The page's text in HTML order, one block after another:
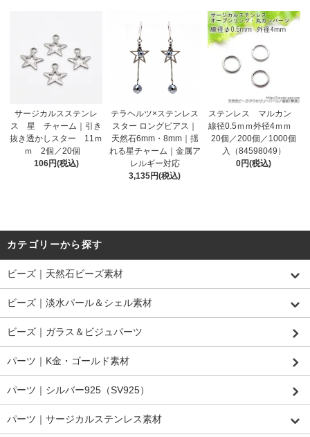
サージカルスステンレ
ス 星 チャーム｜引き
抜き透かしスター 11ｍ
ｍ 2個／20個
106円(税込)
テラヘルツ×ステンレス
スター ロングピアス｜
天然石6mm・8mm｜揺
れる星チャーム｜金属ア
レルギー対応
3,135円(税込)
ステンレス マルカン
線径0.5ｍｍ外径4ｍｍ
20個／200個／1000個
入（84598049）
0円(税込)
カテゴリーから探す
ビーズ｜天然石ビーズ素材
ビーズ｜淡水パール＆シェル素材
ビーズ｜ガラス＆ビジュパーツ
パーツ｜K金・ゴールド素材
パーツ｜シルバー925（SV925）
パーツ｜サージカルステンレス素材